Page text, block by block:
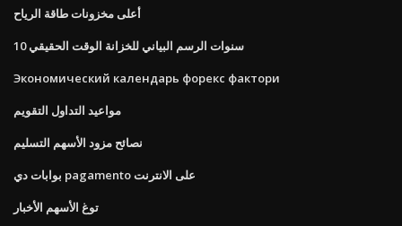
أعلى مخزونات طاقة الرياح
10 سنوات الرسم البياني للخزانة الوقت الحقيقي
Экономический календарь форекс фактори
مواعيد التداول التقويم
نصائح مزود الأسهم التسليم
بوابات دي pagamento على الانترنت
توغ الأسهم الأخبار